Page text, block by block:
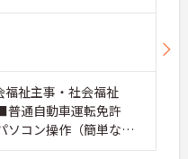
祉主事・社会福祉
通自動車運転免許
ソコン操作（簡単な入
）